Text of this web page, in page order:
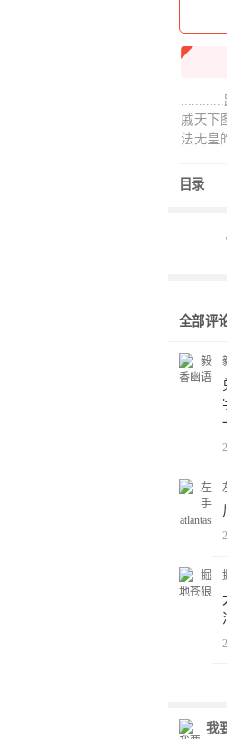
戚天下
法无皇
说，既
何血
目录
全部评
我